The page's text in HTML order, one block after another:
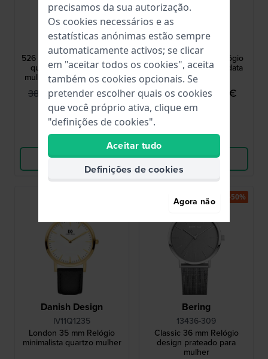
Jacob Jensen
JJ526
526 Classic 24 mm Relógio
quartzo dois tons para
mulher com bracelete em
malha
389,00 € 194,95 €
● Em stock
Comparar
Ver produto
Danish Design
IQ33Q1236
Tåsinge 40.3 mm Relógio
design ultrafino com data
139,00 € 79,95 €
● Em stock
Comparar
Ver produto
Danish Design
IV11Q1235
London 35 mm Relógio
minimalista quartzo mulher
Bering
13436-309
Classic 36 mm Relógio
design prateado para
mulher
-50%
precisamos da sua autorização.
Os cookies necessários e as
estatísticas anónimas estão sempre
automaticamente activos; se clicar
em "aceitar todos os cookies", aceita
também os cookies opcionais. Se
pretender escolher quais os cookies
que você próprio ativa, clique em
"definições de cookies".
Aceitar tudo
Definições de cookies
Agora não